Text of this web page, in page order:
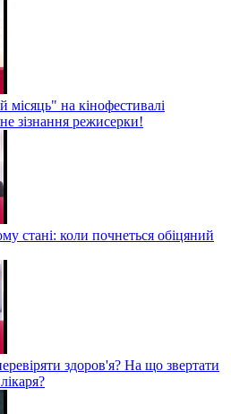
на кінофестивалі
зізнання режисерки!
стані: коли почнеться обіцяний
здоров'я? На що звертати